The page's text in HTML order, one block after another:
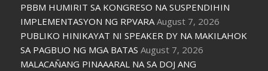
PBBM HUMIRIT SA KONGRESO NA SUSPENDIHIN
IMPLEMENTASYON NG RPVARA August 7, 2026
PUBLIKO HINIKAYAT NI SPEAKER DY NA MAKILAHOK
SA PAGBUO NG MGA BATAS August 7, 2026
MALACAÑANG PINAAARAL NA SA DOJ ANG